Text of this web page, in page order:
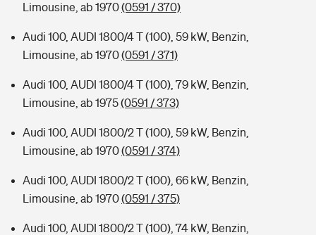
Limousine, ab 1970(0591 / 370)
Audi 100, AUDI 1800/4 T (100), 59 kW, Benzin,
Limousine, ab 1970(0591 / 371)
Audi 100, AUDI 1800/4 T (100), 79 kW, Benzin,
Limousine, ab 1975(0591 / 373)
Audi 100, AUDI 1800/2 T (100), 59 kW, Benzin,
Limousine, ab 1970(0591 / 374)
Audi 100, AUDI 1800/2 T (100), 66 kW, Benzin,
Limousine, ab 1970(0591 / 375)
Audi 100, AUDI 1800/2 T (100), 74 kW, Benzin,